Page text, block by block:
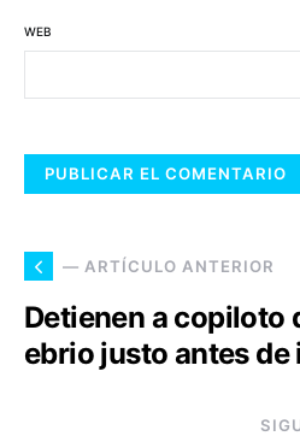
WEB
— ARTÍCULO ANTERIOR
Detienen a copiloto
ebrio justo antes